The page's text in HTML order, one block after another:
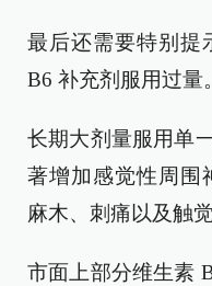
最后还需要特别提
B6 补充剂服用过量。
长期大剂量服用单
著增加感觉性周围
麻木、刺痛以及触
市面上部分维生素